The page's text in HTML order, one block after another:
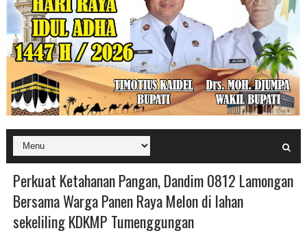
Perkuat Ketahanan Pangan, Dandim 0812 Lamongan
Bersama Warga Panen Raya Melon di lahan
sekeliling KDKMP Tumenggungan